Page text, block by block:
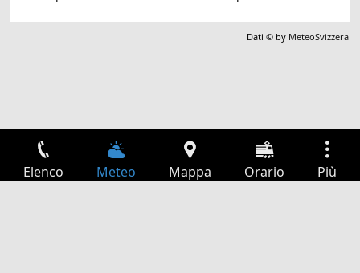
Dati © by MeteoSvizzera
Elenco Meteo Mappa Orario Più